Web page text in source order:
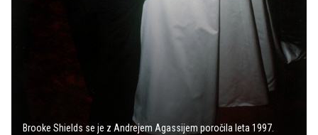
Brooke Shields se je z Andrejem Agassijem poročila leta 1997.